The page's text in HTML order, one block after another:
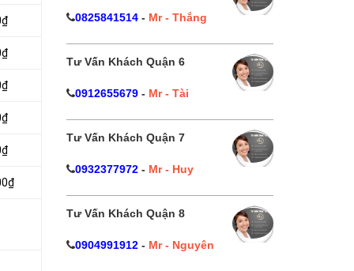
0825841514- Mr - Thắng
Tư Vấn Khách Quận 6
0912655679- Mr - Tài
Tư Vấn Khách Quận 7
0932377972- Mr - Huy
Tư Vấn Khách Quận 8
0904991912- Mr - Nguyên